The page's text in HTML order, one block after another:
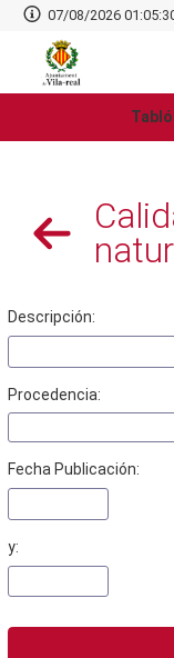
07/08/2026
Descripción:
Procedencia:
Fecha Publicación:
y: